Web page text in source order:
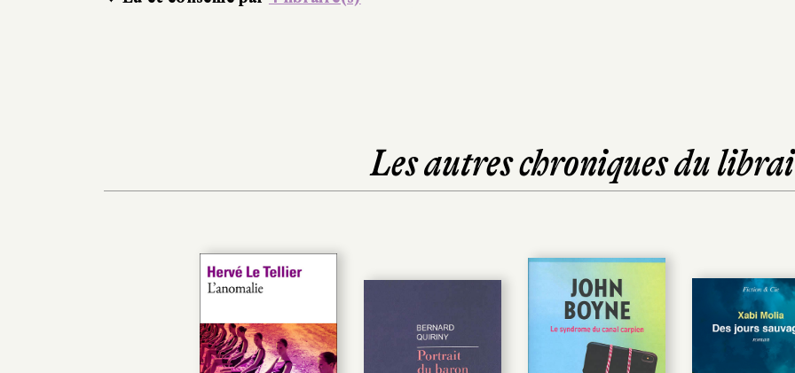
Les autres chroniques du